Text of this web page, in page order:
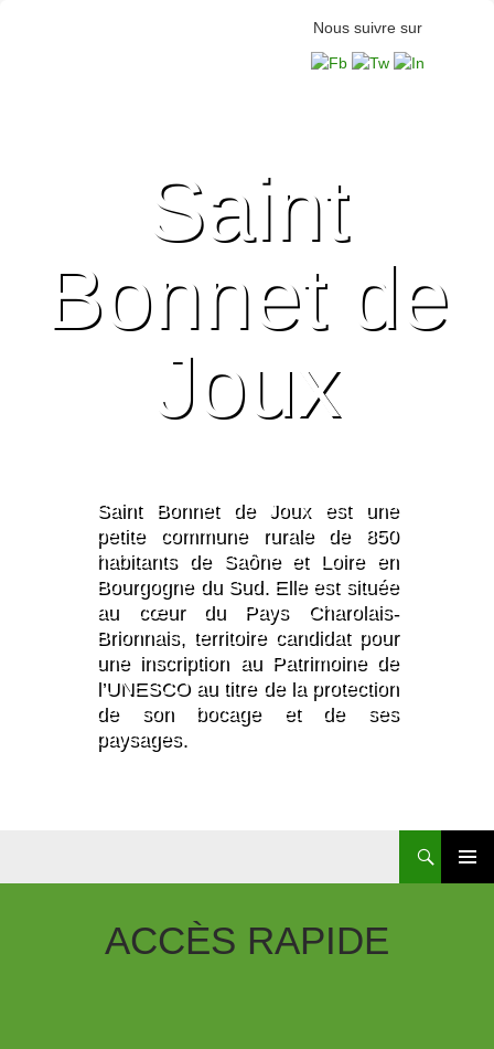
Nous suivre sur
Saint
Bonnet de
Joux
Saint Bonnet de Joux est une
petite commune rurale de 850
habitants de Saône et Loire en
Bourgogne du Sud. Elle est située
au cœur du Pays Charolais-
Brionnais, territoire candidat pour
une inscription au Patrimoine de
l’UNESCO au titre de la protection
de son bocage et de ses
paysages.
ACCÈS RAPIDE